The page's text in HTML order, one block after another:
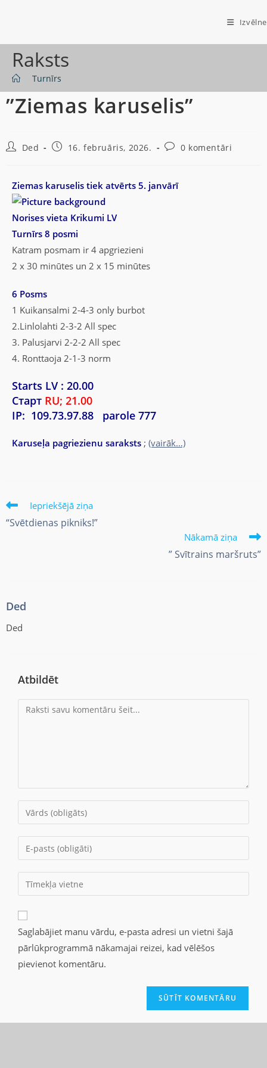
Izvēlne
Raksts
Turnīrs
”Ziemas karuselis”
Ded 16. februāris, 2026. 0 komentāri
Ziemas karuselis tiek atvērts 5. janvārī
Norises vieta Krikumi LV
Turnīrs 8 posmi
Katram posmam ir 4 apgriezieni
2 x 30 minūtes un 2 x 15 minūtes
6 Posms
1 Kuikansalmi 2-4-3 only burbot
2.Linlolahti 2-3-2 All spec
3. Palusjarvi 2-2-2 All spec
4. Ronttaoja 2-1-3 norm
Starts LV : 20.00
Старт RU; 21.00
IP: 109.73.97.88 parole 777
Karuseļa pagriezienu saraksts ; (vairāk…)
Iepriekšējā ziņa
“Svētdienas pikniks!”
Nākamā ziņa
” Svītrains maršruts”
Ded
Ded
Atbildēt
Saglabājiet manu vārdu, e-pasta adresi un vietni šajā
pārlūkprogrammā nākamajai reizei, kad vēlēšos
pievienot komentāru.